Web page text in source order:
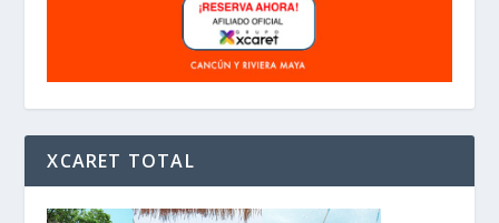
XCARET TOTAL